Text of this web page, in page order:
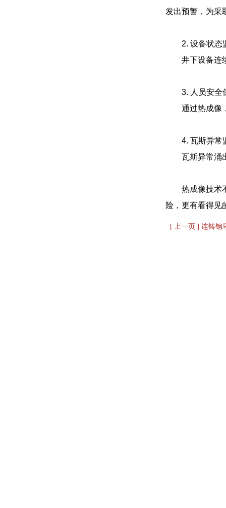
发出预警，为采
2. 设备状态
井下设备连
3. 人员安全
通过热成像
4. 瓦斯异常
瓦斯异常涌
热成像技术
险，更有看得
[ 上一页 ] 连铸钢